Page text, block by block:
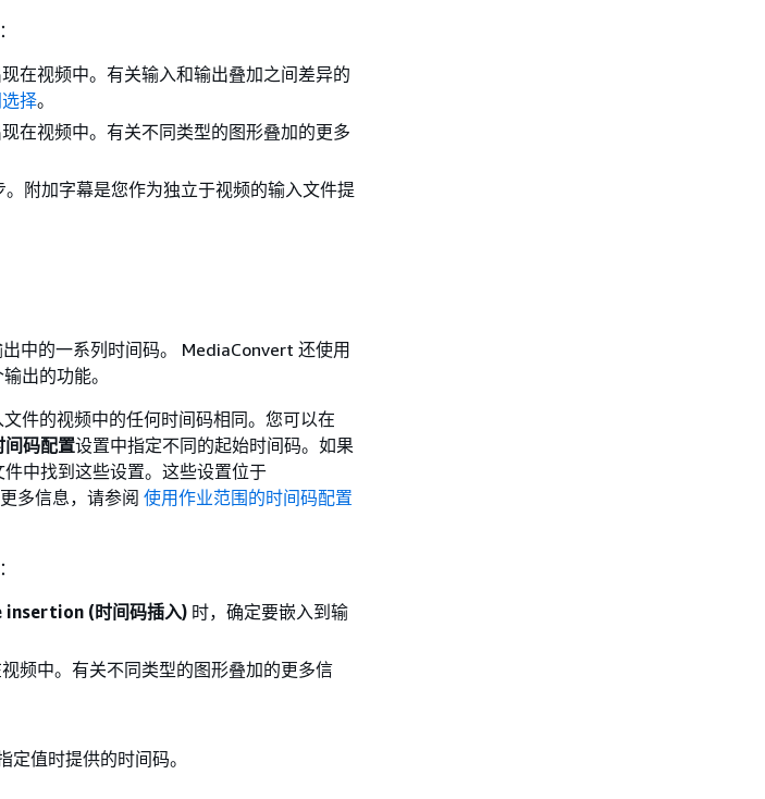
在视频中。有关输入和输出叠加之间差异的
择。
在视频中。有关不同类型的图形叠加的更多
附加字幕是您作为独立于视频的输入文件提
中的一系列时间码。 MediaConvert 还使用
出的功能。
件的视频中的任何时间码相同。您可以在
间码配置设置中指定不同的起始时间码。如果
件中找到这些设置。这些设置位于
多信息，请参阅 使用作业范围的时间码配置
insertion (时间码插入) 时，确定要嵌入到输
频中。有关不同类型的图形叠加的更多信
定值时提供的时间码。